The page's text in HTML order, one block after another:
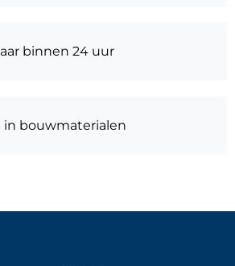
binnen 24 uur
in bouwmaterialen